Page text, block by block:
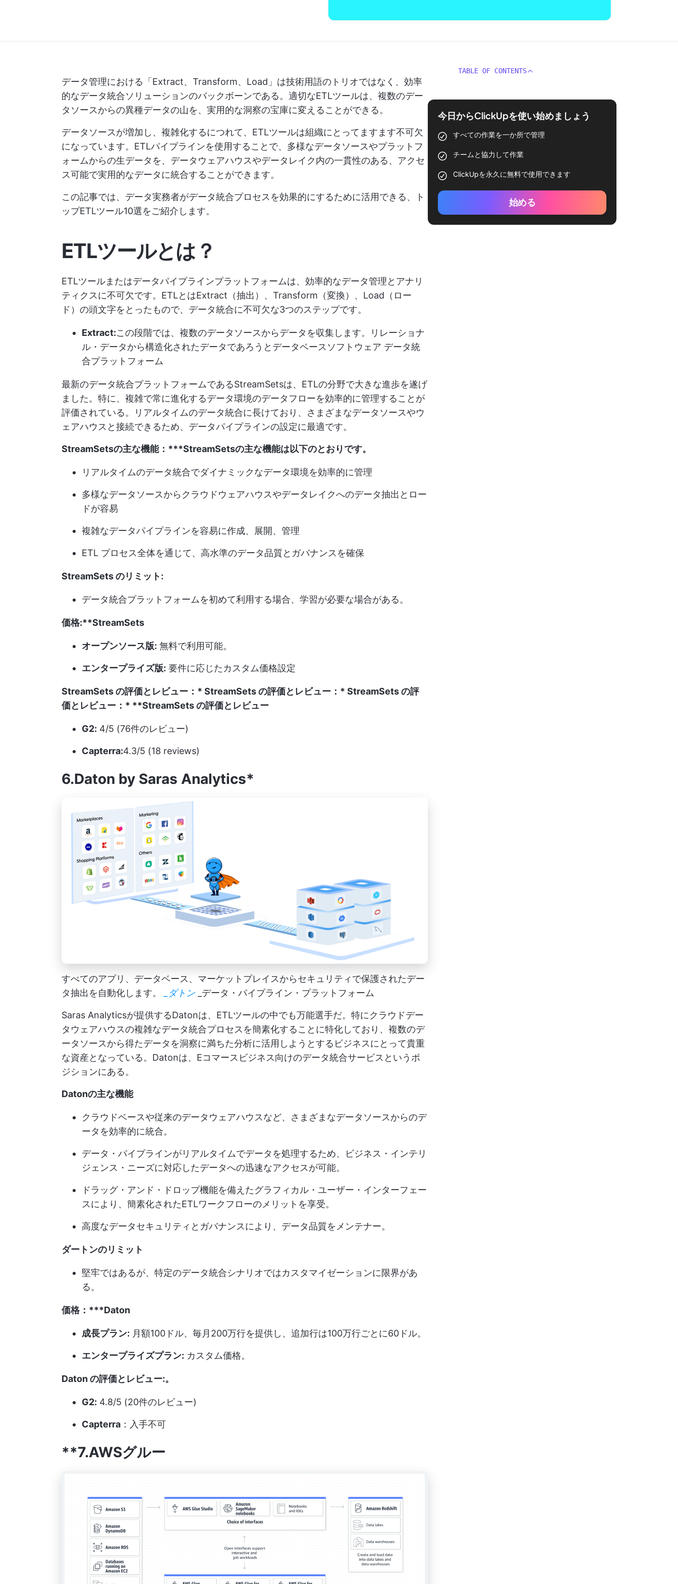
データ管理における「Extract、Transform、Load」は技術用語のトリオではなく、効率
的なデータ統合ソリューションのバックボーンである。適切なETLツールは、複数のデー
タソースからの異種データの山を、実用的な洞察の宝庫に変えることができる。
データソースが増加し、複雑化するにつれて、ETLツールは組織にとってますます不可欠
になっています。ETLパイプラインを使用することで、多様なデータソースやプラットフ
ォームからの生データを、データウェアハウスやデータレイク内の一貫性のある、アクセ
ス可能で実用的なデータに統合することができます。
この記事では、データ実務者がデータ統合プロセスを効果的にするために活用できる、ト
ップETLツール10選をご紹介します。
ETLツールとは？
ETLツールまたはデータパイプラインプラットフォームは、効率的なデータ管理とアナリ
ティクスに不可欠です。ETLとはExtract（抽出）、Transform（変換）、Load（ロー
ド）の頭文字をとったもので、データ統合に不可欠な3つのステップです。
Extract:この段階では、複数のデータソースからデータを収集します。リレーショナ
ル・データから構造化されたデータであろうと データベースソフトウェア データ統
合プラットフォーム
最新のデータ統合プラットフォームであるStreamSetsは、ETLの分野で大きな進歩を遂げ
ました。特に、複雑で常に進化するデータ環境のデータフローを効率的に管理することが
評価されている。リアルタイムのデータ統合に長けており、さまざまなデータソースやウ
ェアハウスと接続できるため、データパイプラインの設定に最適です。
StreamSetsの主な機能：***StreamSetsの主な機能は以下のとおりです。
リアルタイムのデータ統合でダイナミックなデータ環境を効率的に管理
多様なデータソースからクラウドウェアハウスやデータレイクへのデータ抽出とロー
ドが容易
複雑なデータパイプラインを容易に作成、展開、管理
ETL プロセス全体を通じて、高水準のデータ品質とガバナンスを確保
StreamSets のリミット:
データ統合プラットフォームを初めて利用する場合、学習が必要な場合がある。
価格:**StreamSets
オープンソース版: 無料で利用可能。
エンタープライズ版: 要件に応じたカスタム価格設定
StreamSets の評価とレビュー：* StreamSets の評価とレビュー：* StreamSets の評
価とレビュー：* **StreamSets の評価とレビュー
G2: 4/5 (76件のレビュー)
Capterra:4.3/5 (18 reviews)
6.Daton by Saras Analytics*
すべてのアプリ、データベース、マーケットプレイスからセキュリティで保護されたデー
タ抽出を自動化します。
_ダトン_データ・パイプライン・プラットフォーム
Saras Analyticsが提供するDatonは、ETLツールの中でも万能選手だ。特にクラウドデー
タウェアハウスの複雑なデータ統合プロセスを簡素化することに特化しており、複数のデ
ータソースから得たデータを洞察に満ちた分析に活用しようとするビジネスにとって貴重
な資産となっている。Datonは、Eコマースビジネス向けのデータ統合サービスというポ
ジションにある。
Datonの主な機能
クラウドベースや従来のデータウェアハウスなど、さまざまなデータソースからのデ
ータを効率的に統合。
データ・パイプラインがリアルタイムでデータを処理するため、ビジネス・インテリ
ジェンス・ニーズに対応したデータへの迅速なアクセスが可能。
ドラッグ・アンド・ドロップ機能を備えたグラフィカル・ユーザー・インターフェー
スにより、簡素化されたETLワークフローのメリットを享受。
高度なデータセキュリティとガバナンスにより、データ品質をメンテナー。
ダートンのリミット
堅牢ではあるが、特定のデータ統合シナリオではカスタマイゼーションに限界があ
る。
価格：***Daton
成長プラン: 月額100ドル、毎月200万行を提供し、追加行は100万行ごとに60ドル。
エンタープライズプラン: カスタム価格。
Daton の評価とレビュー:。
G2: 4.8/5 (20件のレビュー)
Capterra ：入手不可
**7.AWSグルー
TABLE OF CONTENTS
今日からClickUpを使い始めましょう
すべての作業を一か所で管理
チームと協力して作業
ClickUpを永久に無料で使用できます
始める